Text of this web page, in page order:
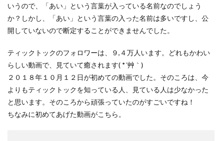
いうので、「あい」という言葉が入っている名前なのでしょう
か？しかし、「あい」という言葉の入った名前は多いですし、公
開していないので断定することができませんでした。
ティックトックのフォロワーは、９,４万人います。どれもかわい
らしい動画で、見ていて癒されます( *´艸｀)
２０１８年１０月１２日が初めての動画でした。そのころは、今
よりもティックトックを知っている人、見ている人は少なかった
と思います。そのころから頑張っていたのがすごいですね！
ちなみに初めてあげた動画がこちら。